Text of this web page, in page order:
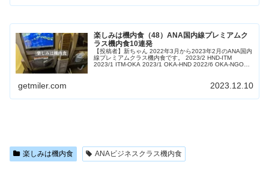
楽しみは機内食（48）ANA国内線プレミアムク
ラス機内食10連発
【投稿者】新ちゃん 2022年3月から2023年2月のANA国内
線プレミアムクラス機内食です。 2023/2 HND-ITM
2023/1 ITM-OKA 2023/1 OKA-HND 2022/6 OKA-NGO
getmiler.com 2023.12.10
楽しみは機内食 ANAビジネスクラス機内食